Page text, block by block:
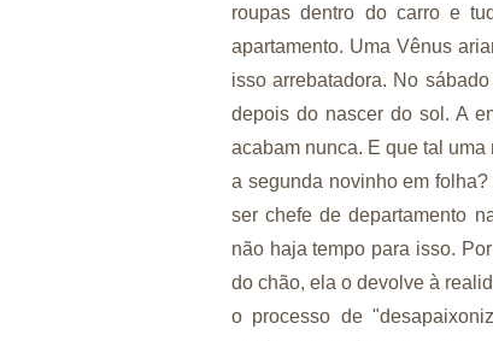
roupas dentro do carro e
apartamento. Uma Vênus
isso arrebatadora. No
depois do nascer do sol. A
acabam nunca. E que tal
a segunda novinho em
ser chefe de departamento
não haja tempo para isso.
do chão, ela o devolve à
o processo de